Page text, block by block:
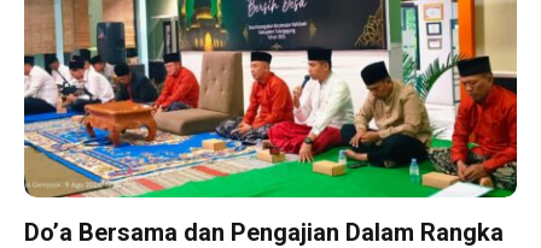
Do’a Bersama dan Pengajian Dalam Rangka